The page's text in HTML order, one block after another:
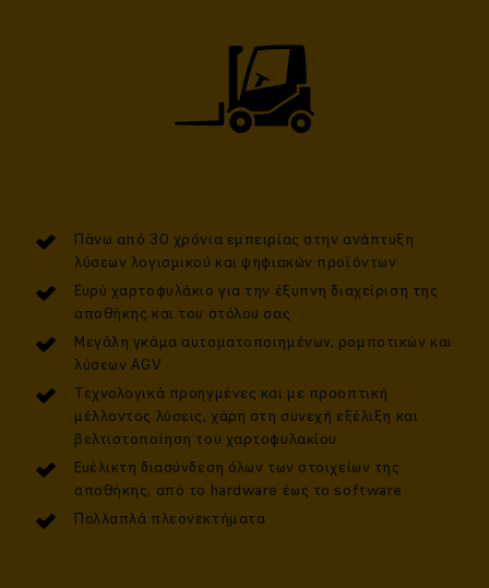
Πάνω από 30 χρόνια εμπειρίας στην ανάπτυξη
λύσεων λογισμικού και ψηφιακών προϊόντων
Ευρύ χαρτοφυλάκιο για την έξυπνη διαχείριση της
αποθήκης και του στόλου σας
Μεγάλη γκάμα αυτοματοποιημένων, ρομποτικών και
λύσεων AGV
Τεχνολογικά προηγμένες και με προοπτική
μέλλοντος λύσεις, χάρη στη συνεχή εξέλιξη και
βελτιστοποίηση του χαρτοφυλακίου
Ευέλικτη διασύνδεση όλων των στοιχείων της
αποθήκης, από το hardware έως το software
Πολλαπλά πλεονεκτήματα